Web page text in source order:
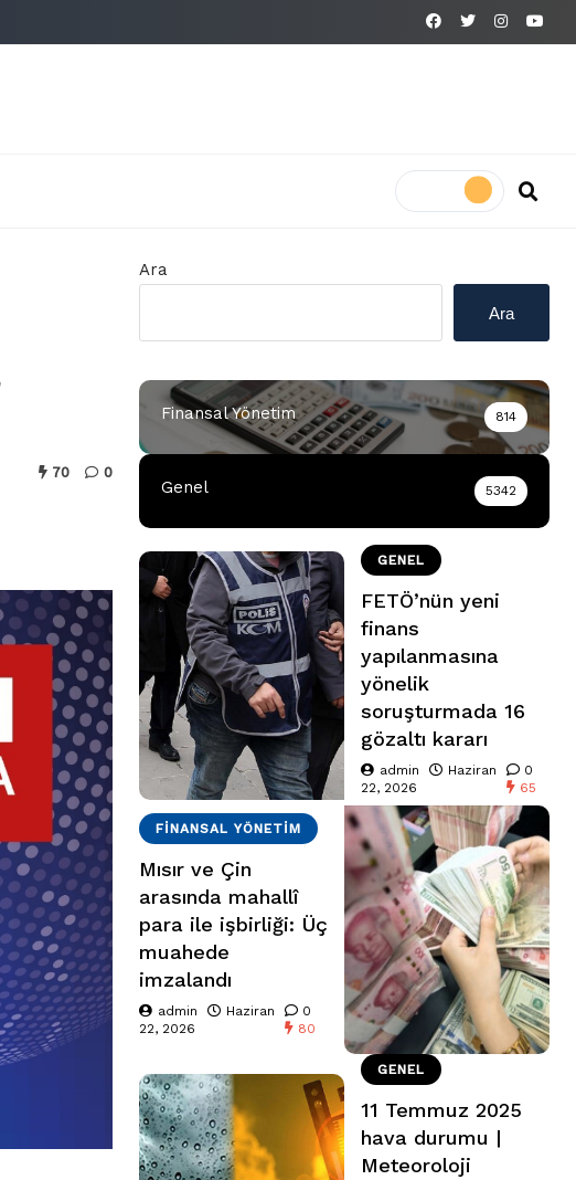
70 0
Ara
Ara
Finansal Yönetim 814
Genel 5342
GENEL
FETÖ’nün yeni
finans
yapılanmasına
yönelik
soruşturmada 16
gözaltı kararı
admin
Haziran
22, 2026
0
65
FINANSAL YÖNETIM
Mısır ve Çin
arasında mahallî
para ile işbirliği: Üç
muahede
imzalandı
admin
Haziran
22, 2026
0
80
GENEL
11 Temmuz 2025
hava durumu |
Meteoroloji